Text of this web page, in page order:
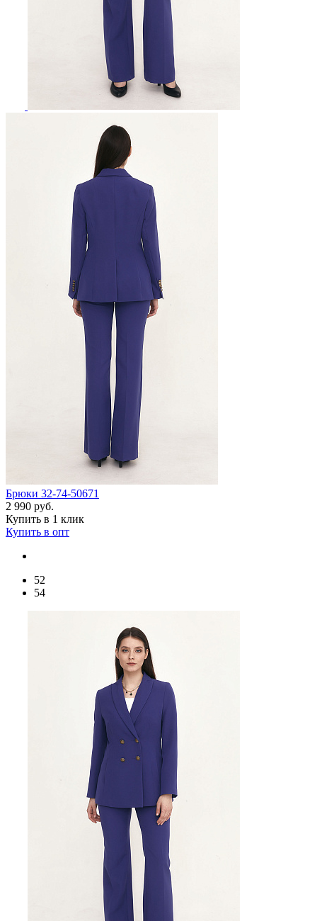
Брюки 32-74-50671
2 990 руб.
Купить в 1 клик
Купить в опт
52
54